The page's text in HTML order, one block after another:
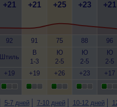
+21
92
Штиль
+19
+21
91
В
1-3
+19
+25
75
Ю
2-5
+26
+23
88
Ю
2-5
+23
+21
96
Ю
2-5
+17
5-7 дней 7-10 дней 10-12 дней